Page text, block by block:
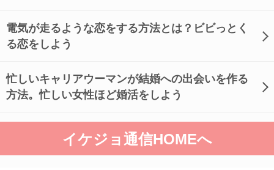
電気が走るような恋をする方法とは？ビビっとく
る恋をしよう
忙しいキャリアウーマンが結婚への出会いを作る
方法。忙しい女性ほど婚活をしよう
イケジョ通信HOMEへ